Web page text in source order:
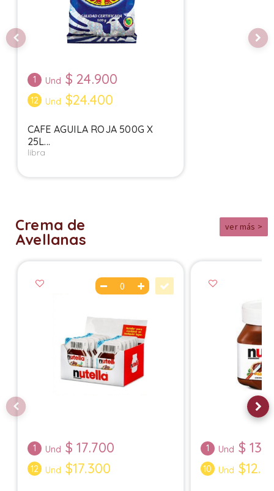
1 Und $ 24.900
12 Und $24.400
CAFE AGUILA ROJA 500G X
25L...
libra
Crema de
Avellanas
ver más >
1 Und $ 17.700
12 Und $17.300
1 Und $
10 Und